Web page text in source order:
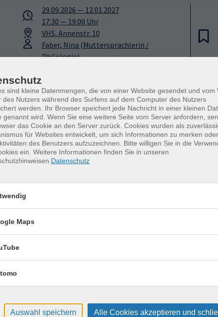
29.09.2026 — 12.01.2027
17:30 — 19:00 Uhr
VHS, Annenstr. 10
Faber, Nina (Muttersprachlerin /
Philologin)
für unvergessliche
Aug.
Keramik kennenlernen
Montag, 17.08.2026,
sind kleine Datenmengen, die von einer Website gesendet und vom
des Nutzers während des Surfens auf dem Computer des Nutzers
werden. Ihr Browser speichert jede Nachricht in einer kleinen
genannt wird. Wenn Sie eine weitere Seite vom Server anfordern,
das Cookie an den Server zurück. Cookies wurden als
für Websites entwickelt, um sich Informationen zu merken
des Benutzers aufzuzeichnen. Bitte willigen Sie in die
ein. Weitere Informationen finden Sie in unseren
Datenschutz
Maps
Auswahl speichern Alle Cookies akzeptieren und